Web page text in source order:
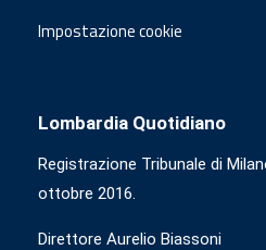
Impostazione cookie
Lombardia Quotidiano
Registrazione Tribunale di
ottobre 2016.
Direttore Aurelio Biassoni